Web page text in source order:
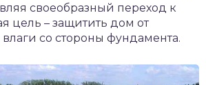
своеобразный переход к
цель – защитить дом от
со стороны фундамента.